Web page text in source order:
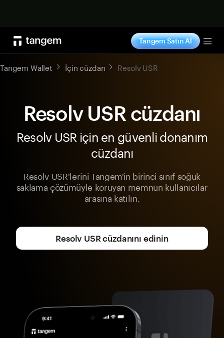
Tangem Satın Al
Tangem Wallet İçin cüzdan Resolv USR
Resolv USR cüzdanı
Resolv USR için en güvenli donanım
cüzdanı
Resolv USR'lerini Tangem'in birinci sınıf soğuk
saklama çözümüyle koruyan memnun kullanıcılar
arasına katılın.
Resolv USR cüzdanını edinin